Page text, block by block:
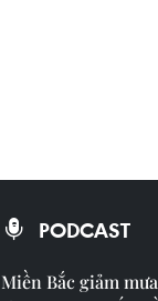
PODCAST
Miền Bắc giảm mưa